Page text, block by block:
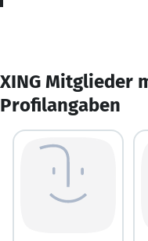
XING Mitglieder
Profilangaben